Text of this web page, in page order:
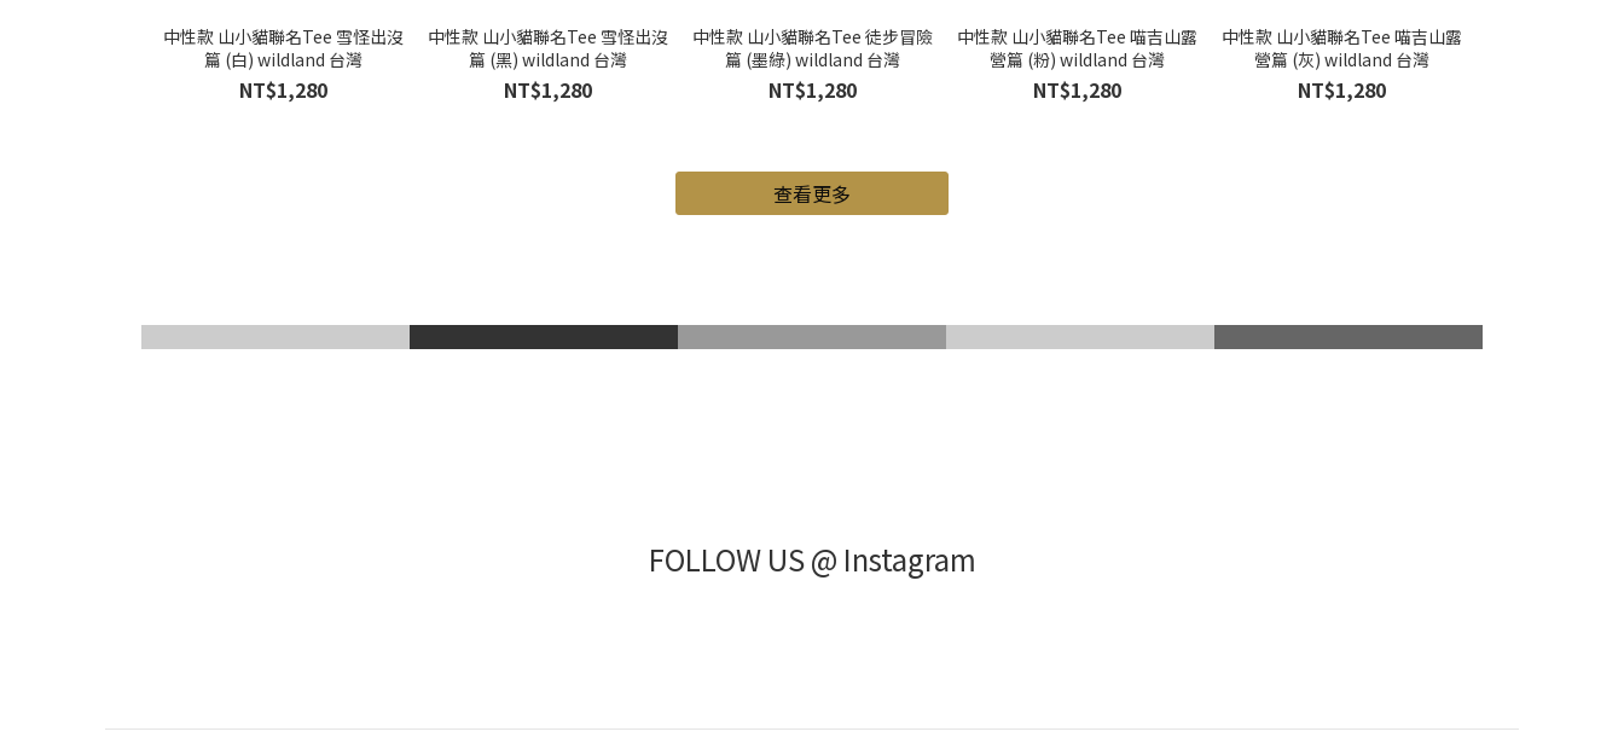
中性款 山小貓聯名Tee 雪怪出沒
篇 (白) wildland 台灣
NT$1,280
中性款 山小貓聯名Tee 雪怪出沒
篇 (黑) wildland 台灣
NT$1,280
中性款 山小貓聯名Tee 徒步冒險
篇 (墨綠) wildland 台灣
NT$1,280
中性款 山小貓聯名Tee 喵吉山露
營篇 (粉) wildland 台灣
NT$1,280
中性款 山小貓聯名Tee 喵吉山露
營篇 (灰) wildland 台灣
NT$1,280
查看更多
滑雪風鏡 登山鞋 Gore-Tex 登山杖 滑雪護具
FOLLOW US @ Instagram